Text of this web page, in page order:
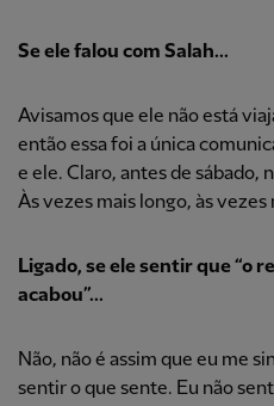
Se ele falou com Salah...
Avisamos que ele não está
então essa foi a única
e ele. Claro, antes de sábado,
Às vezes mais longo, às vezes
Ligado, se ele sentir que “o
acabou”...
Não, não é assim que eu me
sentir o que sente. Eu não